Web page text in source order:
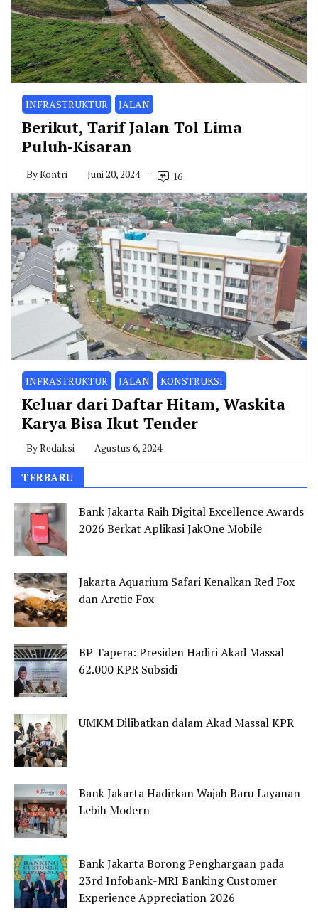
INFRASTRUKTUR JALAN
Berikut, Tarif Jalan Tol Lima
Puluh-Kisaran
ByKontri Juni 20, 2024 16
INFRASTRUKTUR JALAN KONSTRUKSI
Keluar dari Daftar Hitam, Waskita
Karya Bisa Ikut Tender
ByRedaksi Agustus 6, 2024
TERBARU
Bank Jakarta Raih Digital Excellence Awards
2026 Berkat Aplikasi JakOne Mobile
Jakarta Aquarium Safari Kenalkan Red Fox
dan Arctic Fox
BP Tapera: Presiden Hadiri Akad Massal
62.000 KPR Subsidi
UMKM Dilibatkan dalam Akad Massal KPR
Bank Jakarta Hadirkan Wajah Baru Layanan
Lebih Modern
Bank Jakarta Borong Penghargaan pada
23rd Infobank-MRI Banking Customer
Experience Appreciation 2026